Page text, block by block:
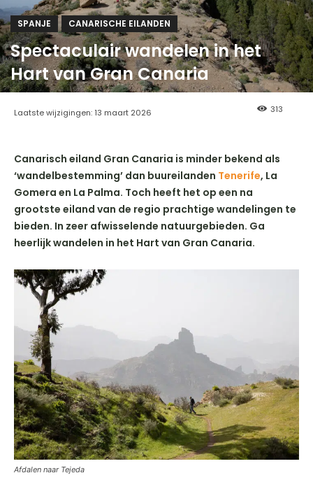
SPANJE CANARISCHE EILANDEN
Spectaculair wandelen in het
Hart van Gran Canaria
Laatste wijzigingen: 13 maart 2026 313
Canarisch eiland Gran Canaria is minder bekend als
‘wandelbestemming’ dan buureilanden Tenerife, La
Gomera en La Palma. Toch heeft het op een na
grootste eiland van de regio prachtige wandelingen te
bieden. In zeer afwisselende natuurgebieden. Ga
heerlijk wandelen in het Hart van Gran Canaria.
Afdalen naar Tejeda